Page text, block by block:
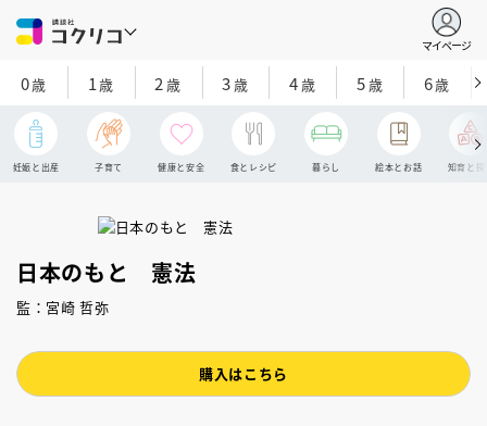
マイページ
0歳 1歳 2 歳 3歳 4歳 5歳 6歳
妊娠と出産 子育て 健康と安全 食とレシピ 暮らし 絵本とお話 知育と探
日本のもと 憲法
監：宮崎 哲弥
購入はこちら